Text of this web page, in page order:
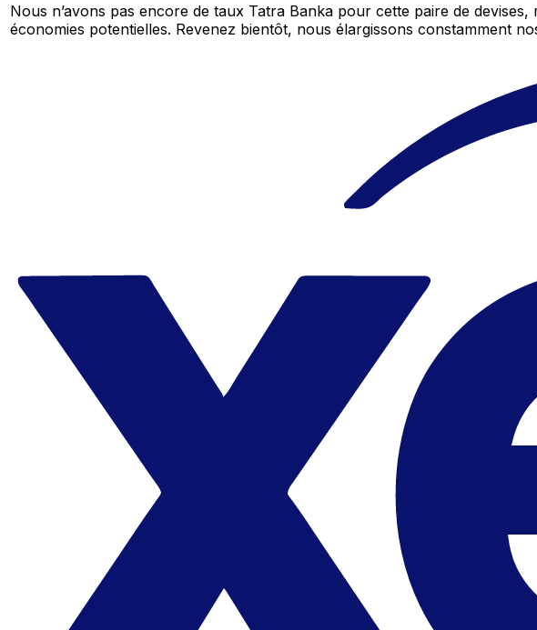
Nous n’avons pas encore de taux Tatra Banka pour cette paire de
économies potentielles. Revenez bientôt, nous élargissons constamment